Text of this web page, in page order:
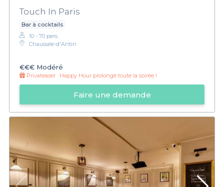
Touch In Paris
Bar à cocktails
10 - 70 pers.
Chaussée-d'Antin
€€€ Modéré
Privateaser : Happy Hour prolongé toute la soirée !
Faire une demande